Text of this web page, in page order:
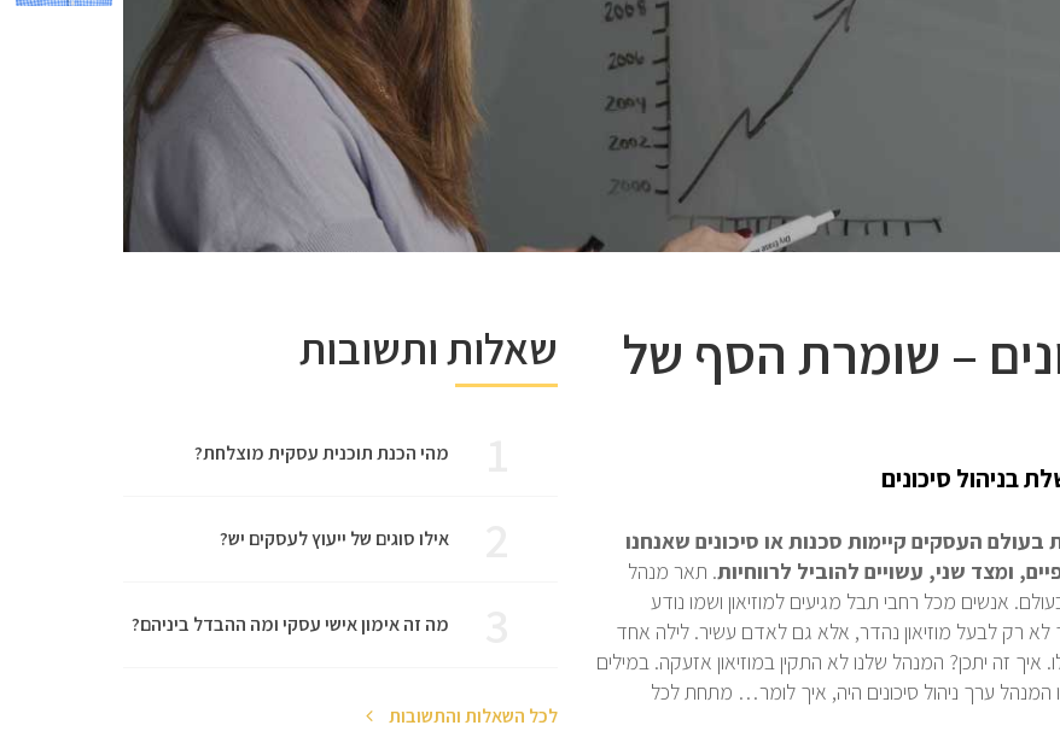
– שומרת הסף של
בניהול סיכונים
בעולם העסקים קיימות סכנות או סיכונים שאנחנו
ומצד שני, עשויים להוביל לרווחיות. תאר מנהל
אנשים מכל רחבי תבל מגיעים למוזיאון ושמו נודע
לא רק לבעל מוזיאון נהדר, אלא גם לאדם עשיר. לילה אחד
איך זה יתכן? המנהל שלנו לא התקין במוזיאון אזעקה. במילים
המנהל ערך ניהול סיכונים היה, איך לומר… מתחת לכל
שאלות ותשובות
מהי הכנת תוכנית עסקית מוצלחת?
אילו סוגים של ייעוץ לעסקים יש?
מה זה אימון אישי עסקי ומה ההבדל ביניהם?
לכל השאלות והתשובות